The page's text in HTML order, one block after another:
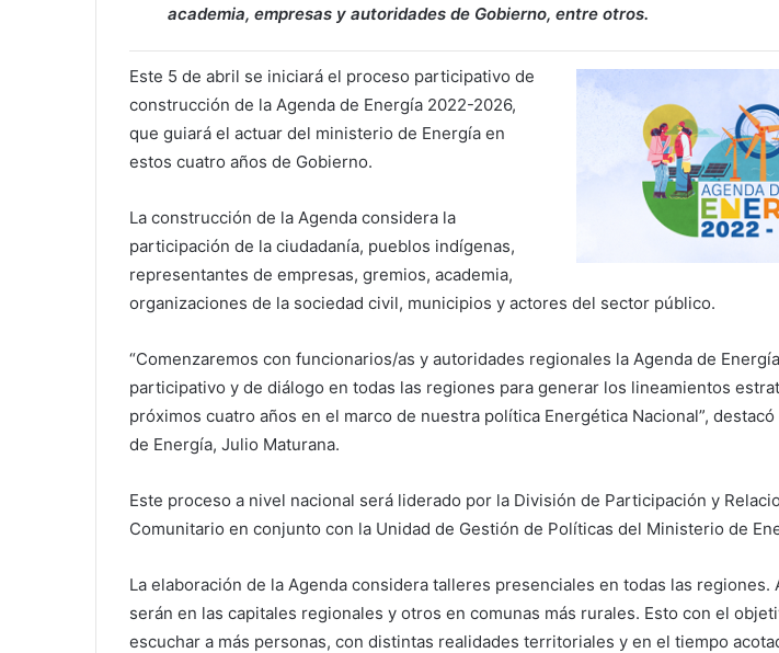
academia, empresas y autoridades de Gobierno, entre otros.
Este 5 de abril se iniciará el proceso participativo de
construcción de la Agenda de Energía 2022-2026,
que guiará el actuar del ministerio de Energía en
estos cuatro años de Gobierno.
La construcción de la Agenda considera la
participación de la ciudadanía, pueblos indígenas,
representantes de empresas, gremios, academia,
organizaciones de la sociedad civil, municipios y actores del sector público.
“Comenzaremos con funcionarios/as y autoridades regionales la Agenda de
participativo y de diálogo en todas las regiones para generar los lineamientos
próximos cuatro años en el marco de nuestra política Energética Nacional”,
de Energía, Julio Maturana.
Este proceso a nivel nacional será liderado por la División de Participación y
Comunitario en conjunto con la Unidad de Gestión de Políticas del Ministerio de
La elaboración de la Agenda considera talleres presenciales en todas las regiones.
serán en las capitales regionales y otros en comunas más rurales. Esto con el
escuchar a más personas, con distintas realidades territoriales y en el tiempo